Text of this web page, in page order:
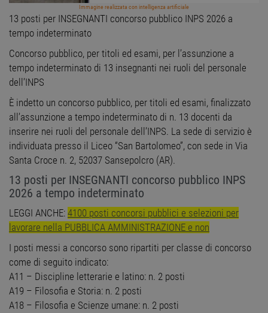
Immagine realizzata con intelligenza artificiale
13 posti per INSEGNANTI concorso pubblico INPS 2026 a
tempo indeterminato
Concorso pubblico, per titoli ed esami, per l’assunzione a
tempo indeterminato di 13 insegnanti nei ruoli del personale
dell’INPS
È indetto un concorso pubblico, per titoli ed esami, finalizzato
all’assunzione a tempo indeterminato di n. 13 docenti da
inserire nei ruoli del personale dell’INPS. La sede di servizio è
individuata presso il Liceo “San Bartolomeo”, con sede in Via
Santa Croce n. 2, 52037 Sansepolcro (AR).
13 posti per INSEGNANTI concorso pubblico INPS
2026 a tempo indeterminato
LEGGI ANCHE: 4100 posti concorsi pubblici e selezioni per
lavorare nella PUBBLICA AMMINISTRAZIONE e non
I posti messi a concorso sono ripartiti per classe di concorso
come di seguito indicato:
A11 – Discipline letterarie e latino: n. 2 posti
A19 – Filosofia e Storia: n. 2 posti
A18 – Filosofia e Scienze umane: n. 2 posti